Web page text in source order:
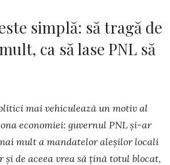
simplă: să tragă de
ca să lase PNL să
mai vehiculează un motiv al
economiei: guvernul PNL și-ar
mult a mandatelor aleșilor locali
de aceea vrea să țină totul blocat,